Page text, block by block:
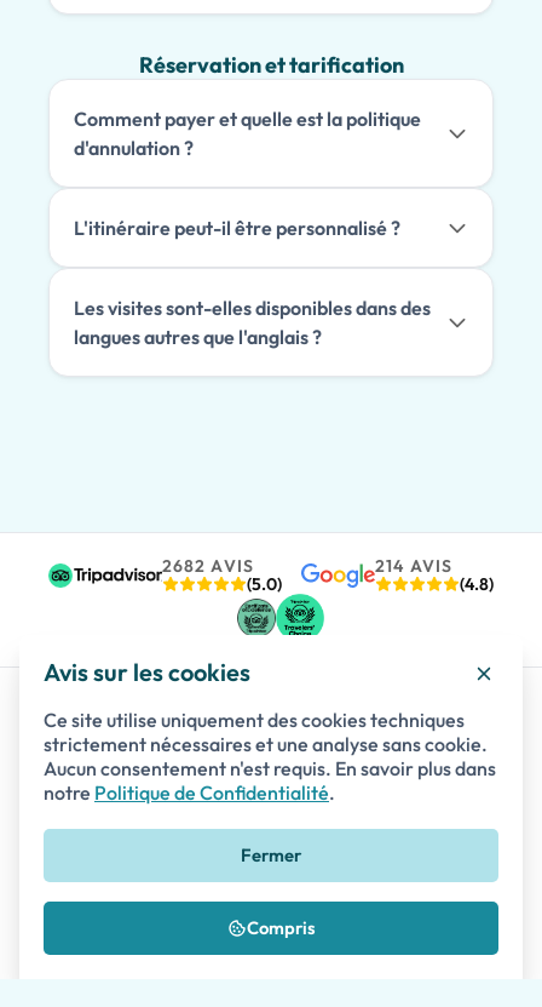
Réservation et tarification
Comment payer et quelle est la politique
d'annulation ?
L'itinéraire peut-il être personnalisé ?
Les visites sont-elles disponibles dans des
langues autres que l'anglais ?
2682 AVIS
(5.0)
214 AVIS
(4.8)
Destinations
Pompéi
Naples
Le Vésuve
Avis sur les cookies
Ce site utilise uniquement des cookies techniques
strictement nécessaires et une analyse sans cookie.
Aucun consentement n'est requis. En savoir plus dans
notre Politique de Confidentialité.
Fermer
Compris